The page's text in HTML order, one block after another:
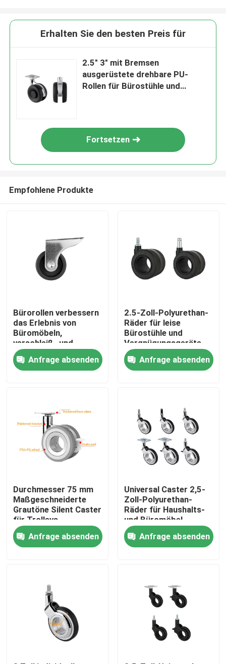
Startseite
Über uns
Qualitätskontrolle
Kontakt
Bürodrucker
Elektronische Komponenten
Erhalten Sie den besten Preis für
2.5" 3" mit Bremsen
ausgerüstete drehbare PU-
Rollen für Bürostühle und
Fortsetzen
Empfohlene Produkte
Bürorollen verbessern
das Erlebnis von
Büromöbeln,
verschleiß- und
korrosionsbeständig,
individuell angepasst
Anfrage absenden
2.5-Zoll-Polyurethan-
Räder für leise
Bürostühle und
Vergnügungsgeräte
Anfrage absenden
Durchmesser 75 mm
Maßgeschneiderte
Grautöne Silent Caster
für Trolleys
Anfrage absenden
Universal Caster 2,5-
Zoll-Polyurethan-
Räder für Haushalts-
und Büromöbel
Anfrage absenden